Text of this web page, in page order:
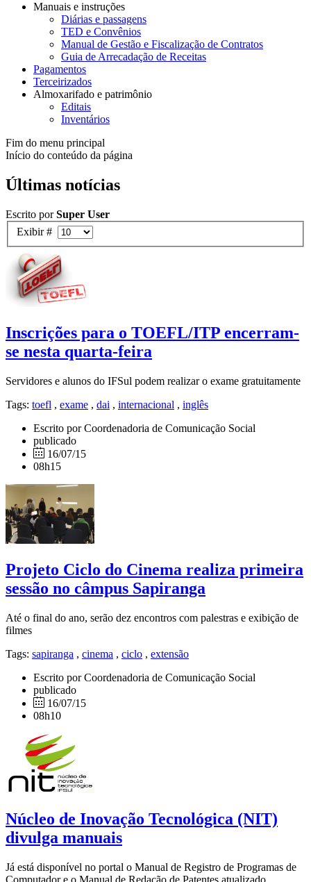
Manuais e instruções
Diárias e passagens
TED e Convênios
Manual de Gestão e Fiscalização de Contratos
Guia de Arrecadação de Receitas
Pagamentos
Terceirizados
Almoxarifado e patrimônio
Editais
Inventários
Fim do menu principal
Início do conteúdo da página
Últimas notícias
Escrito porSuper User
Exibir #
Inscrições para o TOEFL/ITP encerram-
se nesta quarta-feira
Servidores e alunos do IFSul podem realizar o exame gratuitamente
Tags: toefl , exame , dai , internacional , inglês
Escrito por Coordenadoria de Comunicação Social
publicado
16/07/15
08h15
Projeto Ciclo do Cinema realiza primeira
sessão no câmpus Sapiranga
Até o final do ano, serão dez encontros com palestras e exibição de
filmes
Tags: sapiranga , cinema , ciclo , extensão
Escrito por Coordenadoria de Comunicação Social
publicado
16/07/15
08h10
Núcleo de Inovação Tecnológica (NIT)
divulga manuais
Já está disponível no portal o Manual de Registro de Programas de
Computador e o Manual de Redação de Patentes atualizado